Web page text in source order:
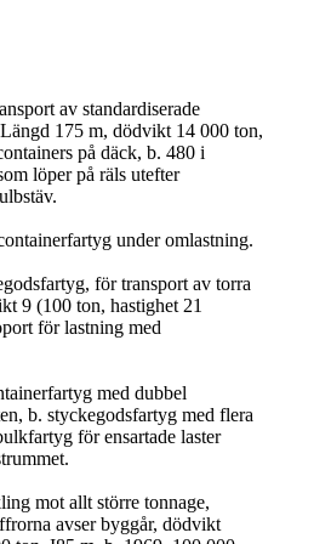
175 m, dödvikt 14 000 ton,
på däck, b. 480 i
löper på räls utefter
9 (100 ton, hastighet 21
för lastning med
b. styckegodsfartyg med flera
för ensartade laster
avser byggår, dödvikt